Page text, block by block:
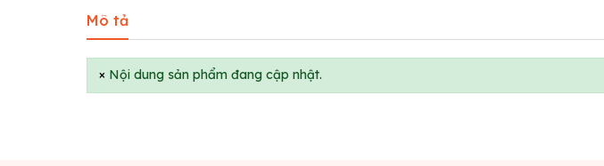
Mô tả
× Nội dung sản phẩm đang cập nhật.